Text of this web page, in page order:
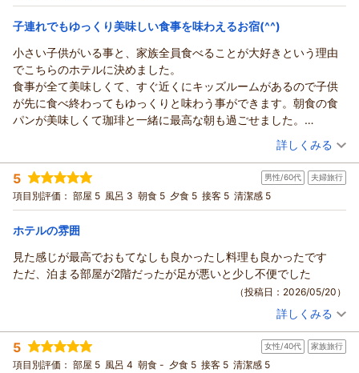
宿泊価格帯： 13,001～14,000円(大人一人あたり/税込)
子連れでもゆっくり美味しい食事を味わえるお宿(^^)
小さい子供がいる事と、家族全員食べることが大好きという理由
でこちらのホテルに決めました。
食事が全て美味しくて、すぐ近くにキッズルームがあるので子供
が先に食べ終わってもゆっくりと味わう事ができます。朝食の食
パンが美味しくて珈琲と一緒に最高な朝も過ごせました。
外観も素敵で海外に来たような気分を味わいつつ、お部屋は懐か
しさを感じる落ち着いた雰囲気でとても清潔でした。音は少し響
きますが夜も気にならない程度です。メゾネットタイプでしたが
階段にはロック付きのゲートもあり子供が落ちる心配をすること
なく安心して眠ることができました。オーナーさんスタッフの皆
ました。
楽しみにしていた富士山はあいにくの曇り空で見えず、熊出没情
報があり散歩等はできませんでしたが、次は富士山が見える時期
（投稿日：2026/05/25）
宿泊時期： 2026年05月宿泊 (家族旅行)
投稿者： CPSさん
宿泊プラン： ☆2食付き☆メゾネット★近い！おいしい！うれしい♪☆お子様
歓迎♪☆
和洋室 朝・夕
宿泊価格帯： 13,001～14,000円(大人一人あたり/税込)
詳しくみる
5 男性/60代 夫婦旅行
項目別評価： 部屋 5 風呂 3 朝食 5 夕食 5 接客 5 清潔感 5
ホテルの雰囲
見た感じが最高でおもてなしも良かったし料理も良かったです
ただ、泊まる部屋が2階だったが足が悪いと少し不便でした
（投稿日：2026/05/20）
投稿者： takaさん(男性/60代)
宿泊プラン： ☆2食付き☆ベット2つのお部屋★近い！おいしい！うれしい
♪☆
和洋室 朝・夕
詳しくみる
5 女性/40代 家族旅行
項目別評価： 部屋 5 風呂 4 朝食 - 夕食 5 接客 5 清潔感 5